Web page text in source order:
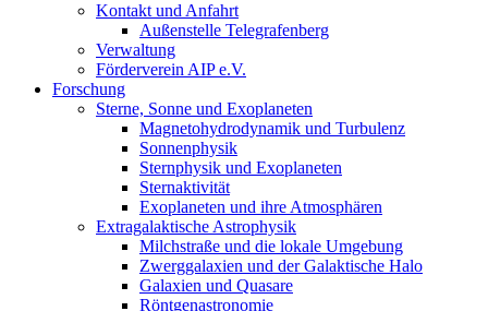
Kontakt und Anfahrt
Außenstelle Telegrafenberg
Verwaltung
Förderverein AIP e.V.
Forschung
Sterne, Sonne und Exoplaneten
Magnetohydrodynamik und Turbulenz
Sonnenphysik
Sternphysik und Exoplaneten
Sternaktivität
Exoplaneten und ihre Atmosphären
Extragalaktische Astrophysik
Milchstraße und die lokale Umgebung
Zwerggalaxien und der Galaktische Halo
Galaxien und Quasare
Röntgenastronomie